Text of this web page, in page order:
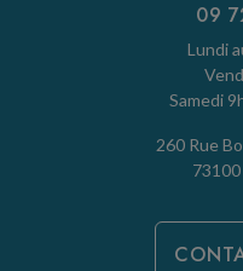
09
Lundi
Samedi
260 Rue